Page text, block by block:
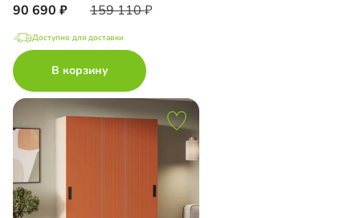
90 690 159 110
Доступно для доставки
В корзину